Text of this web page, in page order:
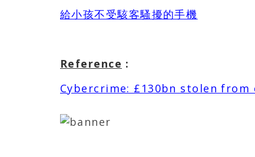
給小孩不受駭客騷擾的手機
Reference :
Cybercrime: £130bn stolen